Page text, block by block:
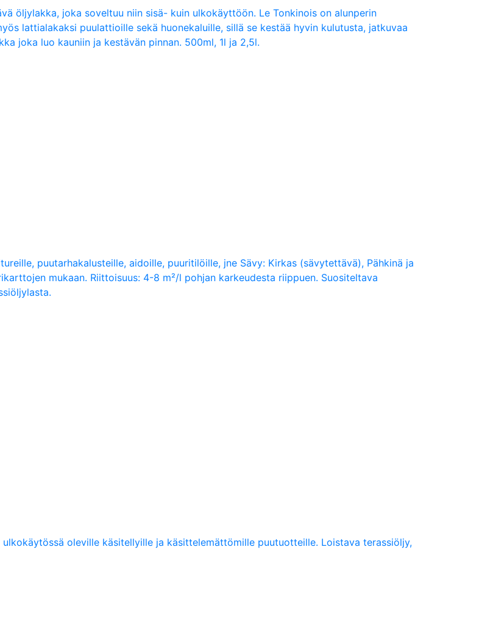
öljylakka, joka soveltuu niin sisä- kuin ulkokäyttöön. Le Tonkinois on alunperin
lattialakaksi puulattioille sekä huonekaluille, sillä se kestää hyvin kulutusta, jatkuvaa
joka luo kauniin ja kestävän pinnan. 500ml, 1l ja 2,5l.
puutarhakalusteille, aidoille, puuritilöille, jne Sävy: Kirkas (sävytettävä), Pähkinä ja
mukaan. Riittoisuus: 4-8 m²/l pohjan karkeudesta riippuen. Suositeltava
oleville käsitellyille ja käsittelemättömille puutuotteille. Loistava terassiöljy,